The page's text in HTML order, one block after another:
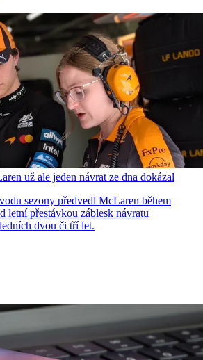
už ale jeden návrat ze dna dokázal
sezony předvedl McLaren během
letní přestávkou záblesk návratu
dvou či tří let.